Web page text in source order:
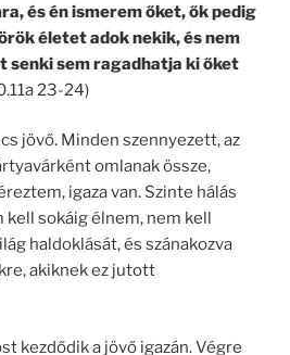
és én ismerem őket, ők pedig
életet adok nekik, és nem
senki sem ragadhatja ki őket
23-24)
jövő. Minden szennyezett, az
omlanak össze,
igaza van. Szinte hálás
sokáig élnem, nem kell
haldoklását, és szánakozva
akiknek ez jutott
kezdődik a jövő igazán. Végre